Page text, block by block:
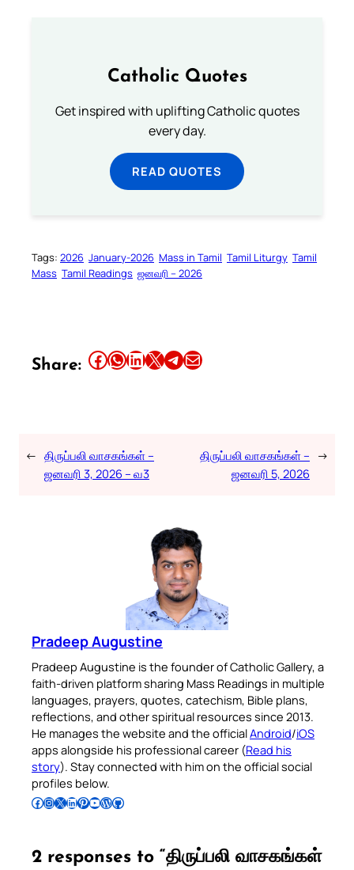
Catholic Quotes
Get inspired with uplifting Catholic quotes
every day.
READ QUOTES
Tags: 2026 January-2026 Mass in Tamil Tamil Liturgy Tamil
Mass Tamil Readings ஜனவரி – 2026
Share: Share this article on Facebook Share this article on WhatsApp Share this article on LinkedIn Share this article on X Share this article on TelegramEmail this Article
← திருப்பலி வாசகங்கள் –
ஜனவரி 3, 2026 – வ3
திருப்பலி வாசகங்கள் –
ஜனவரி 5, 2026
→
Pradeep Augustine
Pradeep Augustine is the founder of Catholic Gallery, a
faith-driven platform sharing Mass Readings in multiple
languages, prayers, quotes, catechism, Bible plans,
reflections, and other spiritual resources since 2013.
He manages the website and the officialAndroid/iOS
apps alongside his professional career (Read his
story). Stay connected with him on the official social
profiles below.
Follow Pradeep on Facebook Follow Pradeep on InstagramFollow Pradeep on X Follow Pradeep on LinkedIn Follow Pradeep on Pinterest Subscribe to Pradeep’s Youtube Channel Follow Pradeep on WordPress Follow Pradeep on GitHub
2 responses to “திருப்பலி வாசகங்கள்